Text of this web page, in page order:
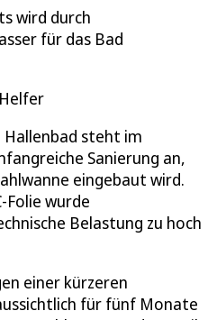
wird durch
für das Bad
Hallenbad steht im
Sanierung an,
eingebaut wird.
Folie wurde
Belastung zu hoch
einer kürzeren
für fünf Monate